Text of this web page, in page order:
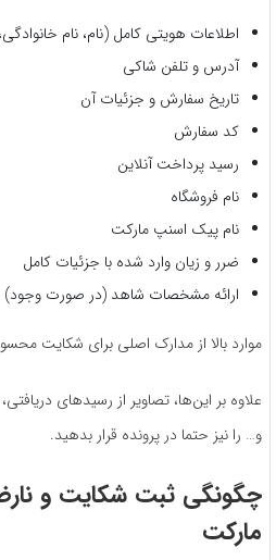
اطلاعات هویتی کامل (نام، نام
آدرس و تلفن شاکی
تاریخ سفارش و جزئیات آن
کد سفارش
رسید پرداخت آنلاین
نام فروشگاه
نام پیک اسنپ مارکت
ضرر و زیان وارد شده با جزئیات کامل
ارائه مشخصات شاهد (در صورت وجود)
موارد بالا از مدارک اصلی برای شکایت
علاوه بر این‌ها، تصاویر از رسیدهای
و… را نیز حتما در پرونده قرار بدهید.
چگونگی ثبت شکایت و
مارکت